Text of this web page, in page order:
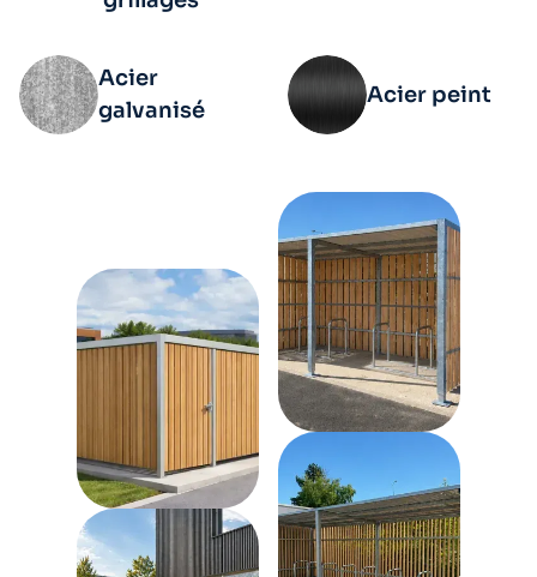
Acier
galvanisé
Acier peint